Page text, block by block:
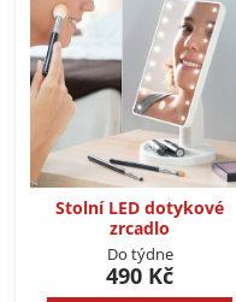
Stolní LED dotykové
zrcadlo
Do týdne
490 Kč